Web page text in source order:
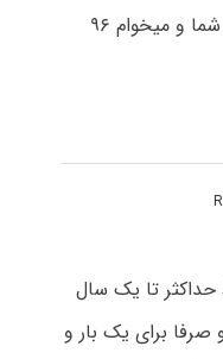
بنده هم شرایط یکسان دارم مثل شما و میخوام ۹۶
حداکثر تا یک سال
برای یک بار و